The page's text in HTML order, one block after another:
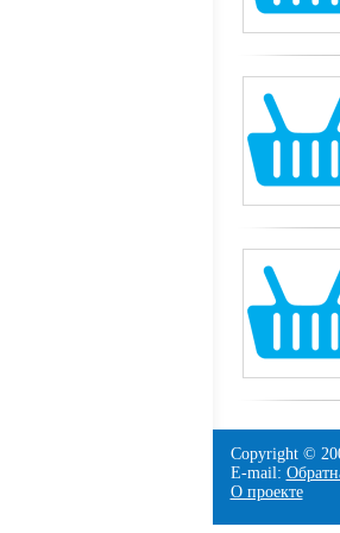
Copyright ©
E-mail:
О проекте